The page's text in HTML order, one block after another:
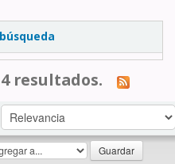
resultados.